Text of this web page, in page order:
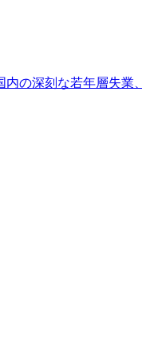
の深刻な若年層失業